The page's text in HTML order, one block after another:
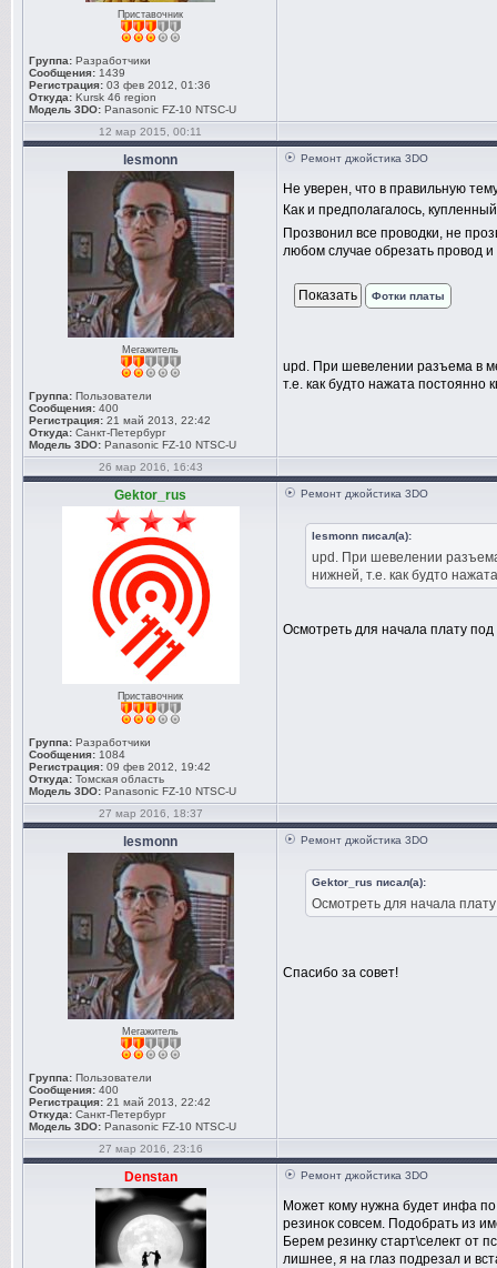
Приставочник
Группа: Разработчики
Сообщения: 1439
Регистрация: 03 фев 2012, 01:36
Откуда: Kursk 46 region
Модель 3DO: Panasonic FZ-10 NTSC-U
12 мар 2015, 00:11
lesmonn
Мегажитель
Группа: Пользователи
Сообщения: 400
Регистрация: 21 май 2013, 22:42
Откуда: Санкт-Петербург
Модель 3DO: Panasonic FZ-10 NTSC-U
Ремонт джойстика 3DO
Не уверен, что в правильную
Как и предполагалось,
Прозвонил все проводки, не
любом случае обрезать провод
Фотки платы
upd. При шевелении разъема в
т.е. как будто нажата постоянно
26 мар 2016, 16:43
Gektor_rus
Приставочник
Группа: Разработчики
Сообщения: 1084
Регистрация: 09 фев 2012, 19:42
Откуда: Томская область
Модель 3DO: Panasonic FZ-10 NTSC-U
Ремонт джойстика 3DO
lesmonn писал(а):
upd. При шевелении
нижней, т.е. как будто
Осмотреть для начала плату
27 мар 2016, 18:37
lesmonn
Мегажитель
Группа: Пользователи
Сообщения: 400
Регистрация: 21 май 2013, 22:42
Откуда: Санкт-Петербург
Модель 3DO: Panasonic FZ-10 NTSC-U
Ремонт джойстика 3DO
Gektor_rus писал(а):
Осмотреть для начала
Спасибо за совет!
27 мар 2016, 23:16
Denstan Ремонт джойстика 3DO
Может кому нужна будет инфа
резинок совсем. Подобрать из
Берем резинку старт\селект от
лишнее, я на глаз подрезал и